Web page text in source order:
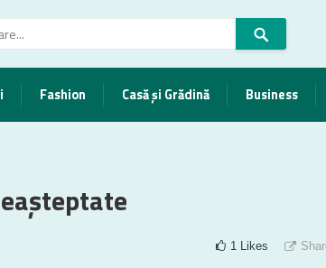
Fashion Casă și Grădină Business
1 Likes